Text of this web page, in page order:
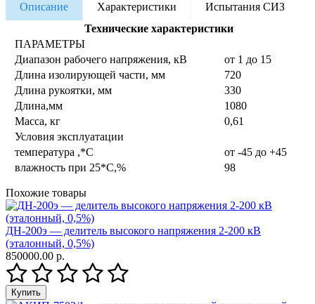
Описание
Характеристики
Испытания СИЗ
Технические характеристики
ПАРАМЕТРЫ
Диапазон рабочего напряжения, кВ
от 1 до 15
Длина изолирующей части, мм
720
Длина рукоятки, мм
330
Длина,мм
1080
Масса, кг
0,61
Условия эксплуатации
температура ,*С
от -45 до +45
влажность при 25*С,%
98
Похожие товары
ДН-200э — делитель высокого напряжения 2-200 кВ
(эталонный, 0,5%)
850000.00 р.